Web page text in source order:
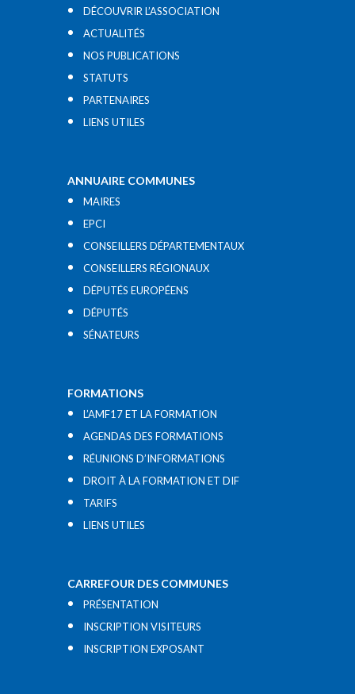
DÉCOUVRIR L’ASSOCIATION
ACTUALITÉS
NOS PUBLICATIONS
STATUTS
PARTENAIRES
LIENS UTILES​
ANNUAIRE COMMUNES
MAIRES
EPCI
CONSEILLERS DÉPARTEMENTAUX
CONSEILLERS RÉGIONAUX
DÉPUTÉS EUROPÉENS
DÉPUTÉS
SÉNATEURS
FORMATIONS
L’AMF17 ET LA FORMATION
AGENDAS DES FORMATIONS
RÉUNIONS D’INFORMATIONS
DROIT À LA FORMATION ET DIF
TARIFS
LIENS UTILES​
CARREFOUR DES COMMUNES
PRÉSENTATION
INSCRIPTION VISITEURS
INSCRIPTION EXPOSANT